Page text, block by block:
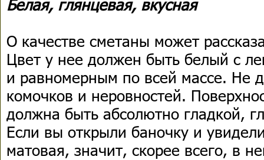
Белая, глянцевая, вкусная
О качестве сметаны может
Цвет у нее должен быть белый с
и равномерным по всей массе. Не
комочков и неровностей.
должна быть абсолютно гладкой,
Если вы открыли баночку и
матовая, значит, скорее всего, в